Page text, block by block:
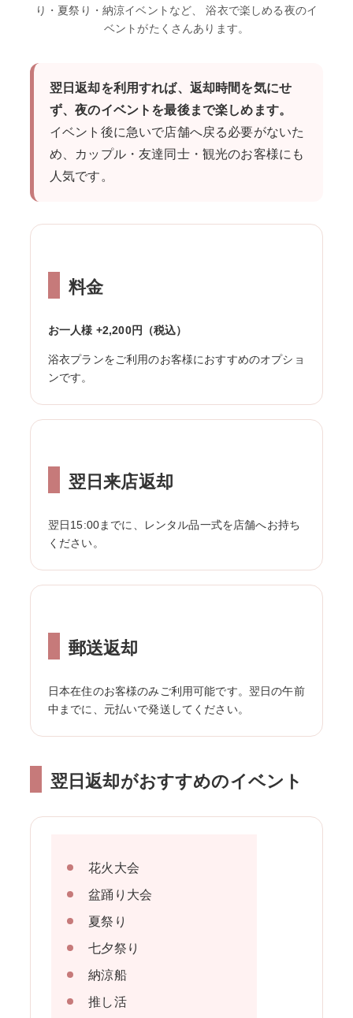
り・夏祭り・納涼イベントなど、 浴衣で楽しめる夜のイ
ベントがたくさんあります。
翌日返却を利用すれば、返却時間を気にせ
ず、夜のイベントを最後まで楽しめます。
イベント後に急いで店舗へ戻る必要がないた
め、カップル・友達同士・観光のお客様にも
人気です。
料金
お一人様 +2,200円（税込）
浴衣プランをご利用のお客様におすすめのオプショ
ンです。
翌日来店返却
翌日15:00までに、レンタル品一式を店舗へお持ち
ください。
郵送返却
日本在住のお客様のみご利用可能です。翌日の午前
中までに、元払いで発送してください。
翌日返却がおすすめのイベント
花火大会
盆踊り大会
夏祭り
七夕祭り
納涼船
推し活